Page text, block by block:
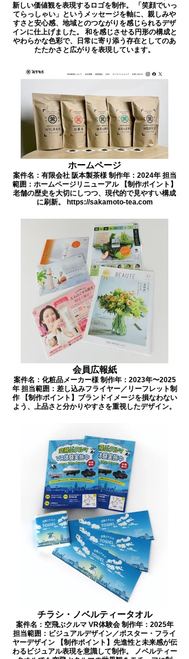
新しい価値観を表現するロゴを制作。 「笑顔でいっ
てらっしゃい」というメッセージを軸に、親しみや
すさと安心感、地域とのつながりを感じられるデザ
インに仕上げました。 和を感じさせる円形の構成と
やわらかな色彩で、日常に寄り添う存在としてのあ
たたかさと広がりを表現しています。
ホームページ
案件名：有限会社 阪本製茶様 制作年：2024年 担当
範囲：ホームページリニューアル 【制作ポイント】
老舗の歴史を大切にしつつ、現代的で見やすい構成
に刷新。 https://sakamoto-tea.com
会員広報紙
案件名：化粧品メーカー様 制作年：2023年〜2025
年 担当範囲：差し込みフライヤー／リーフレット制
作 【制作ポイント】ブランドイメージを損なわない
よう、上品さと分かりやすさを重視したデザイン。
チラシ・ノベルティータオル
案件名：空飛ぶクルマ VR体験会 制作年：2025年
担当範囲：ビジュアルデザイン／ポスター・フライ
ヤーデザイン 【制作ポイント】先進性と未来感が伝
わるビジュアル表現を意識して制作。 ノベルティー